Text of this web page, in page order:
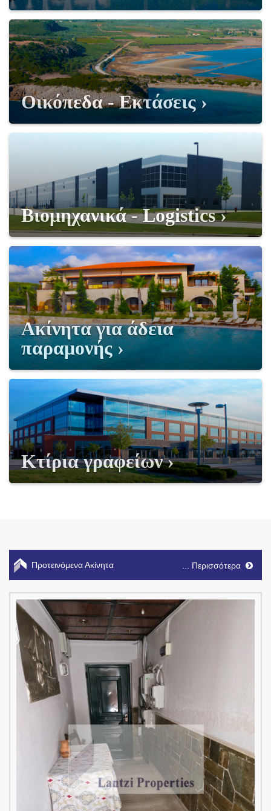
Οικόπεδα - Εκτάσεις
Βιομηχανικά - Logistics
Ακίνητα για άδεια
παραμονής
Κτίρια γραφείων
Προτεινόμενα Ακίνητα ... Περισσότερα